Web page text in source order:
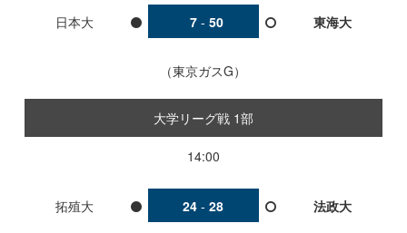
日本大 7 - 50 東海大
東京ガスG
大学リーグ戦 1部
14:00
拓殖大 24 - 28 法政大